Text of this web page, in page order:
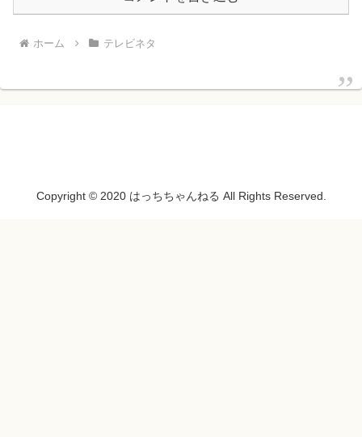
ホーム テレビネタ
Copyright © 2020 はっちちゃんねる All Rights Reserved.